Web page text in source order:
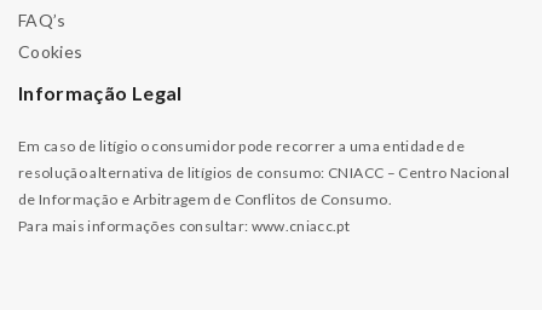
FAQ’s
Cookies
Informação Legal
Em caso de litígio o consumidor pode recorrer a uma entidade de
resolução alternativa de litígios de consumo: CNIACC – Centro Nacional
de Informação e Arbitragem de Conflitos de Consumo.
Para mais informações consultar: www.cniacc.pt